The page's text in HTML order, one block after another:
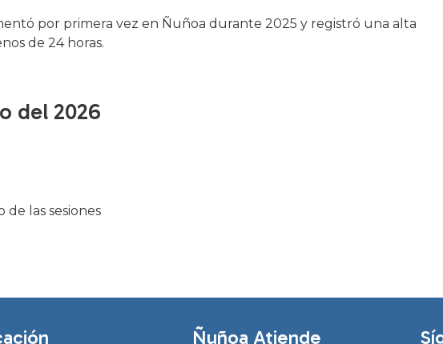
por primera vez en Ñuñoa durante 2025 y registró una alta
de 24 horas.
del 2026
de las sesiones
Ñuñoa Atiende